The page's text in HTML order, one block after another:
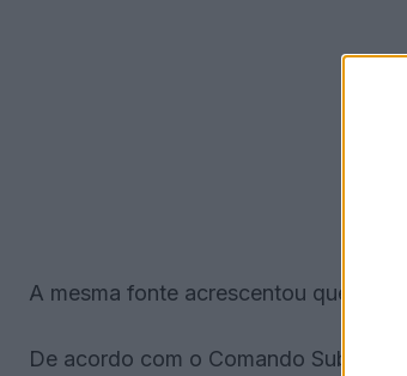
A mesma fonte acrescentou que o
De acordo com o Comando Sub-